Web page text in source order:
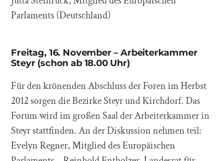
Parlaments (Deutschland)
Freitag, 16. November – Arbeiterkammer
Steyr (schon ab 18.00 Uhr)
Für den krönenden Abschluss der Foren im Herbst
2012 sorgen die Bezirke Steyr und Kirchdorf. Das
Forum wird im großen Saal der Arbeiterkammer in
Steyr stattfinden. An der Diskussion nehmen teil:
Evelyn Regner, Mitglied des Europäischen